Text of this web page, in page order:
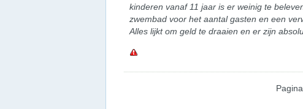
kinderen vanaf 11 jaar is er weinig te
zwembad voor het aantal gasten en een
Alles lijkt om geld te draaien en er zijn
Pagina